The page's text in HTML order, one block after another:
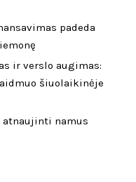
padeda
ir verslo augimas:
šiuolaikinėje
atnaujinti namus